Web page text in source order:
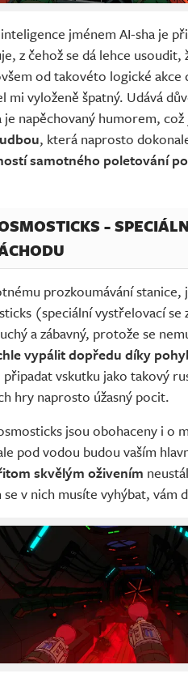
jménem AI-sha je
z čehož se dá lehce usoudit,
od takovéto logické
mi vyloženě špatný. Udává
je napěchovaný humorem, což
, která naprosto
samotného poletování
-
prozkoumávání
(speciální vystřelovací
a zábavný, protože se
vypálit dopředu díky
vskutku jako takový
hry naprosto úžasný pocit.
jsou obohaceny i o
pod vodou budou vaším
skvělým oživením
v nich musíte vyhýbat, vám